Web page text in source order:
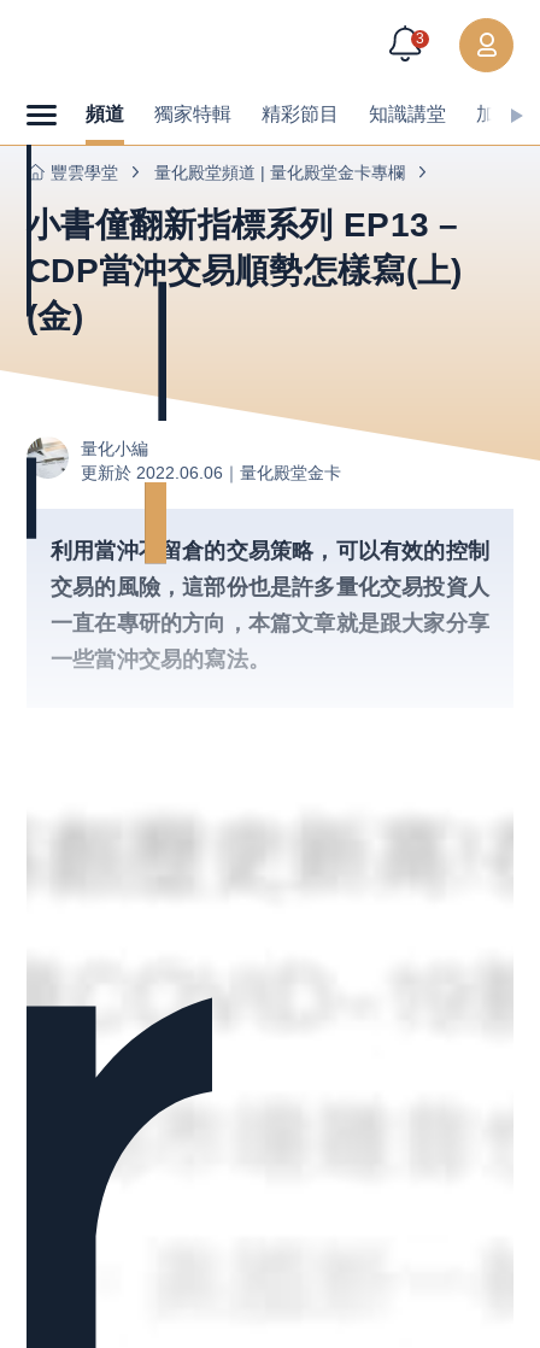
3
頻道 獨家特輯 精彩節目 知識講堂 加值內
豐雲學堂 量化殿堂頻道 | 量化殿堂金卡專欄
小書僮翻新指標系列 EP13 –
CDP當沖交易順勢怎樣寫(上)
(金)
量化小編
更新於 2022.06.06｜ 量化殿堂金卡
利用當沖不留倉的交易策略，可以有效的控制
交易的風險，這部份也是許多量化交易投資人
一直在專研的方向，本篇文章就是跟大家分享
一些當沖交易的寫法。